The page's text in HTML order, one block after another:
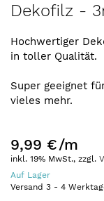
Anfang
Bildergalerie
springen
Dekofilz -
Hochwertiger
in toller Qualität.
Super geeignet
vieles mehr.
9,99 €/m
inkl. 19% MwSt., zzgl.
Auf Lager
Versand 3 - 4